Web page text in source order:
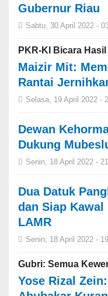
Gubernur Riau
Sabtu, 30 April 2022 -
PKR-KI Bicara
Maizir Mit:
Rantai
Selasa, 19 April 2022 -
Dewan
Dukung
Senin, 18 April 2022 -
Dua Datuk
dan Siap
LAMR
Senin, 18 April 2022 -
Gubri: Semua
Yose Rizal